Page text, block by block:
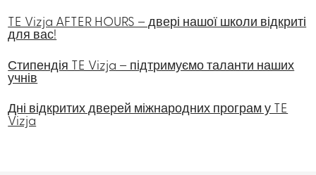
TE Vizja AFTER HOURS – двері нашої школи відкриті
для вас!
Стипендія TE Vizja – підтримуємо таланти наших
учнів
Дні відкритих дверей міжнародних програм у TE
Vizja